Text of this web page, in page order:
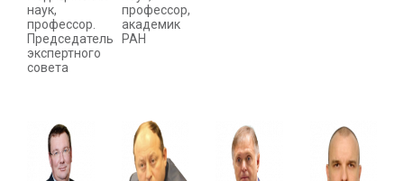
наук,
профессор.
Председатель
экспертного
совета
профессор,
академик
РАН